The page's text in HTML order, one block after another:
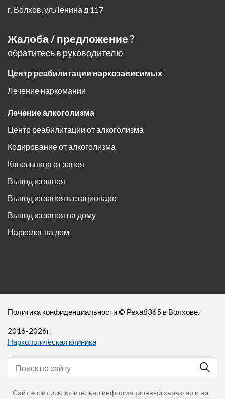
г. Волхов,ул.Ленина д.117
Жалоба / предложение ?
обратитесь в руководителю
Центр реабилитации наркозависимых
Лечение наркомании
Лечение алкоголизма
Центр реабилитации от алкоголизма
Кодирование от алкоголизма
Капельница от запоя
Вывод из запоя
Вывод из запоя в стационаре
Вывод из запоя на дому
Нарколог на дом
Политика конфиденциальности© Рехаб365 в Волхове.
2016-2026г.
Наркологическая клиника
Сайт носит исключительно информационный характер и ни